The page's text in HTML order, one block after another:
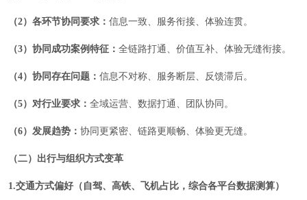
（2）各环节协同要求： 信息一致、服务衔接、体验连贯。
（3）协同成功案例特征： 全链路打通、价值互补、体验无缝衔接。
（4）协同存在问题： 信息不对称、服务断层、反馈滞后。
（5）对行业要求： 全域运营、数据打通、团队协同。
（6）发展趋势： 协同更紧密、链路更顺畅、体验更无缝。
（二）出行与组织方式变革
1.交通方式偏好（自驾、高铁、飞机占比，综合各平台数据测算）